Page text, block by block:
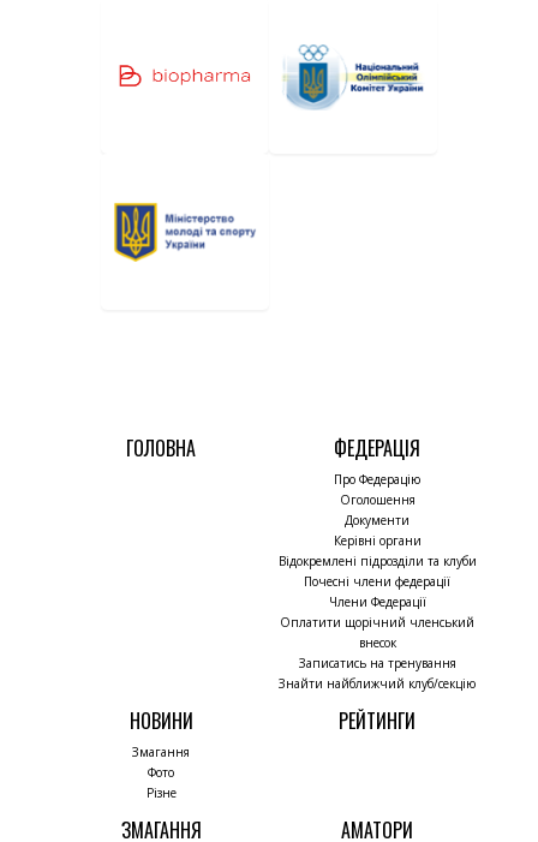
ГОЛОВНА ФЕДЕРАЦІЯ
Про Федерацію
Оголошення
Документи
Керівні органи
Відокремлені підрозділи та клуби
Почесні члени федерації
Члени Федерації
Оплатити щорічний членський
внесок
Записатись на тренування
Знайти найближчий клуб/секцію
НОВИНИ
Змагання
Фото
Різне
РЕЙТИНГИ
ЗМАГАННЯ АМАТОРИ